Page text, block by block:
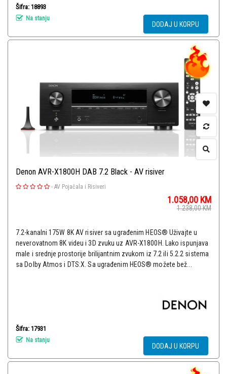
Šifra: 18893
Na stanju
DODAJ U KORPU
Denon AVR-X1800H DAB 7.2 Black - AV risiver
- AV Pojačala i Risiveri
1.058,00 KM
1.238,00KM
7.2-kanalni 175W 8K AV risiver sa ugrađenim HEOS® Uživajte u
neverovatnom 8K videu i 3D zvuku uz AVR-X1800H. Lako ispunjava
male i srednje prostorije brilijantnim zvukom iz 7.2 ili 5.2.2 sistema
sa Dolby Atmos i DTS:X. Sa ugrađenim HEOS® možete bež...
Šifra: 17931
Na stanju
DODAJ U KORPU